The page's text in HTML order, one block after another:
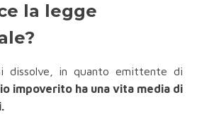
la legge
dissolve, in quanto emittente di
impoverito ha una vita media di